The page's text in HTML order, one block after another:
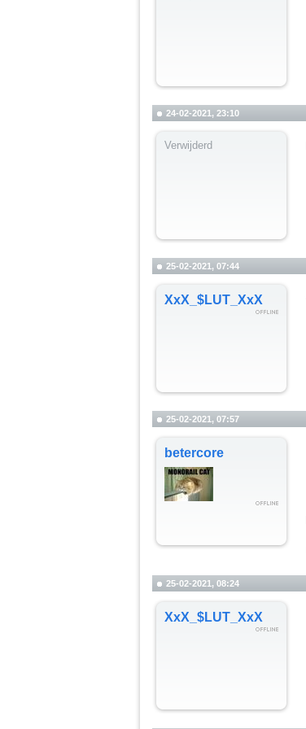
24-02-2021, 23:10
Verwijderd
25-02-2021, 07:44
XxX_$LUT_XxX
25-02-2021, 07:57
betercore
25-02-2021, 08:24
XxX_$LUT_XxX